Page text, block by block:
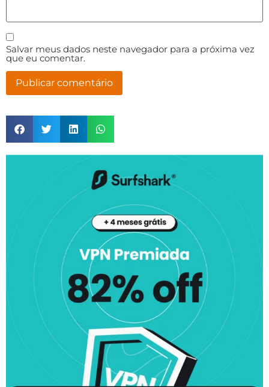
Salvar meus dados neste navegador para a próxima vez
que eu comentar.